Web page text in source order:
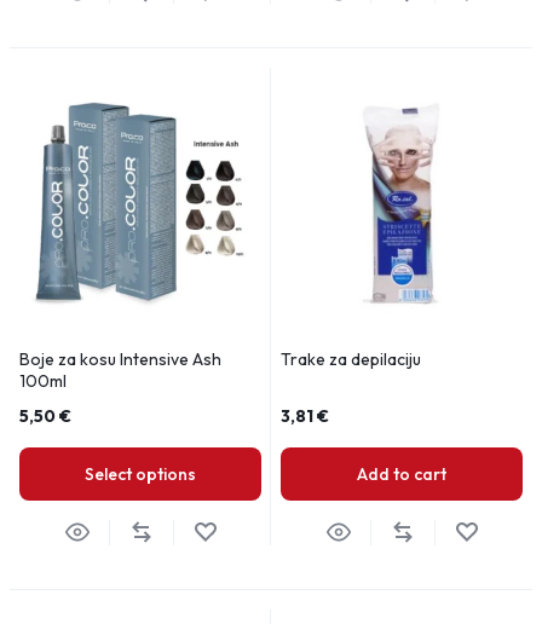
Boje za kosu Intensive Ash
100ml
5,50€
Select options
Trake za depilaciju
3,81€
Add to cart